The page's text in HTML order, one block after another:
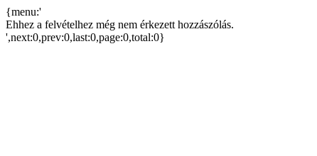
{menu:'
Ehhez a felvételhez még nem érkezett hozzászólás.
',next:0,prev:0,last:0,page:0,total:0}